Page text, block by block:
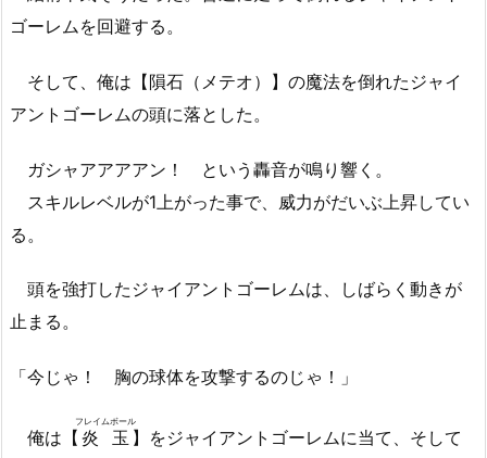
ゴーレムを回避する。
そして、俺は【隕石（メテオ）】の魔法を倒れたジャイ
アントゴーレムの頭に落とした。
ガシャアアアアン！ という轟音が鳴り響く。
スキルレベルが1上がった事で、威力がだいぶ上昇してい
る。
頭を強打したジャイアントゴーレムは、しばらく動きが
止まる。
「今じゃ！ 胸の球体を攻撃するのじゃ！」
俺は【 炎玉
フレイムボール
】をジャイアントゴーレムに当て、そして